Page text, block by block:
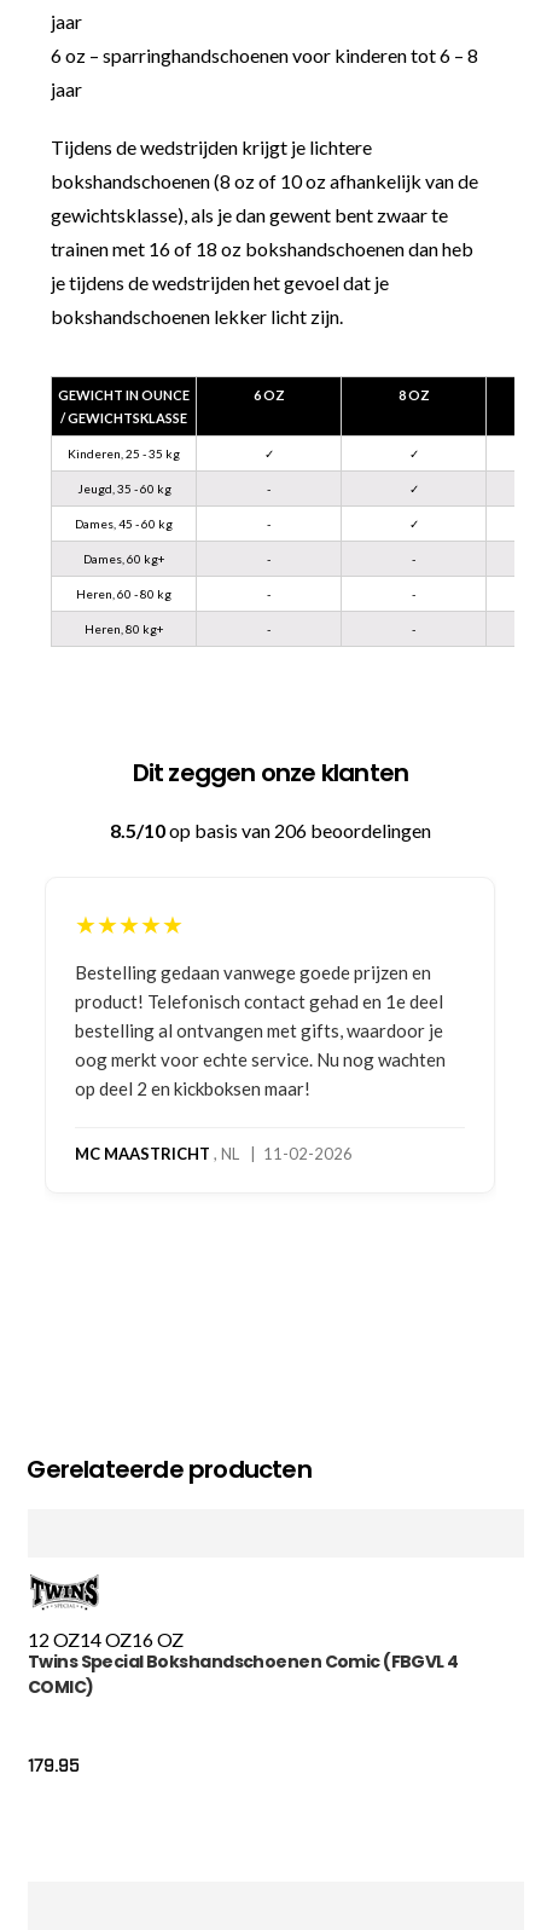
jaar
6 oz – sparringhandschoenen voor kinderen tot 6 – 8
jaar
Tijdens de wedstrijden krijgt je lichtere
bokshandschoenen (8 oz of 10 oz afhankelijk van de
gewichtsklasse), als je dan gewent bent zwaar te
trainen met 16 of 18 oz bokshandschoenen dan heb
je tijdens de wedstrijden het gevoel dat je
bokshandschoenen lekker licht zijn.
GEWICHT IN OUNCE
/ GEWICHTSKLASSE
6 OZ 8 OZ
Kinderen, 25 - 35 kg ✓ ✓
Jeugd, 35 - 60 kg - ✓
Dames, 45 - 60 kg - ✓
Dames, 60 kg+ - -
Heren, 60 - 80 kg - -
Heren, 80 kg+ - -
Dit zeggen onze klanten
8.5/10op basis van 206 beoordelingen
★★★★★
Bestelling gedaan vanwege goede prijzen en
product! Telefonisch contact gehad en 1e deel
bestelling al ontvangen met gifts, waardoor je
oog merkt voor echte service. Nu nog wachten
op deel 2 en kickboksen maar!
MC MAASTRICHT , NL | 11-02-2026
Gerelateerde producten
12 OZ14 OZ16 OZ
Twins Special Bokshandschoenen Comic (FBGVL 4
COMIC)
179.95